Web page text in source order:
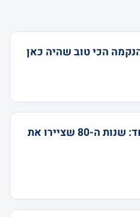
הכי טוב שהיה כאן
חמישה גמרים, עשור אחד: שנות ה-80 שציירו את